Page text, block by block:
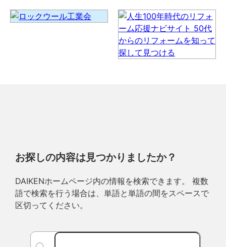
お探しの内容は見つかりましたか？
DAIKENホームページ内の情報を検索できます。 複数
語で検索を行う場合は、単語と単語の間をスペースで
区切ってください。